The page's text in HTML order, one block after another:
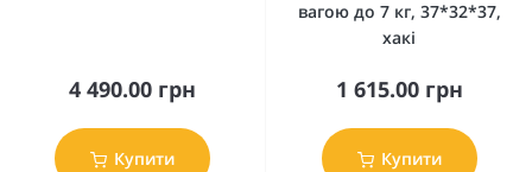
4 490.00 грн
Купити
вагою до 7 кг, 37*32*37,
хакі
1 615.00 грн
Купити